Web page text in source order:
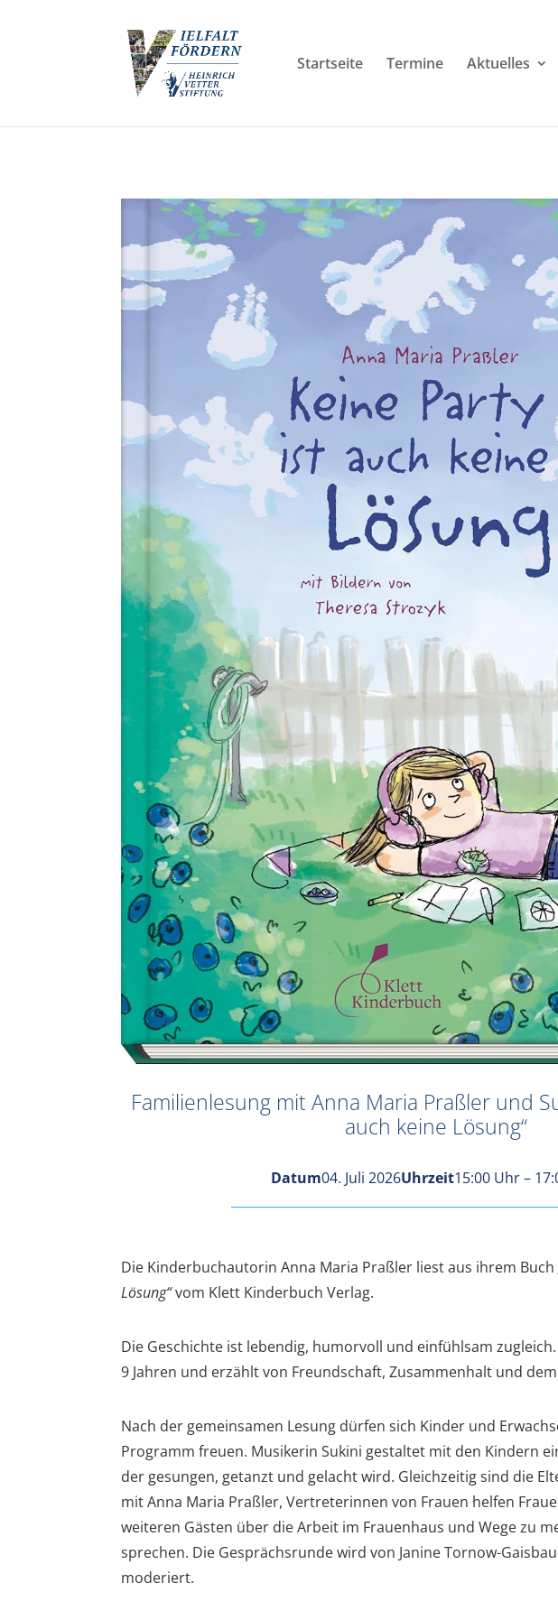
Startseite Termine Aktuelles
Familienlesung mit Anna Maria Praßler und
auch keine Lösung“
Datum04. Juli 2026Uhrzeit15:00 Uhr –
Die Kinderbuchautorin Anna Maria Praßler liest aus ihrem Buch
Lösung“vom Klett Kinderbuch Verlag.
Die Geschichte ist lebendig, humorvoll und einfühlsam
9 Jahren und erzählt von Freundschaft, Zusammenhalt und
Nach der gemeinsamen Lesung dürfen sich Kinder und
Programm freuen. Musikerin Sukini gestaltet mit den Kindern
der gesungen, getanzt und gelacht wird. Gleichzeitig sind die
mit Anna Maria Praßler, Vertreterinnen von Frauen helfen
weiteren Gästen über die Arbeit im Frauenhaus und Wege zu
sprechen. Die Gesprächsrunde wird von Janine Tornow-
moderiert.